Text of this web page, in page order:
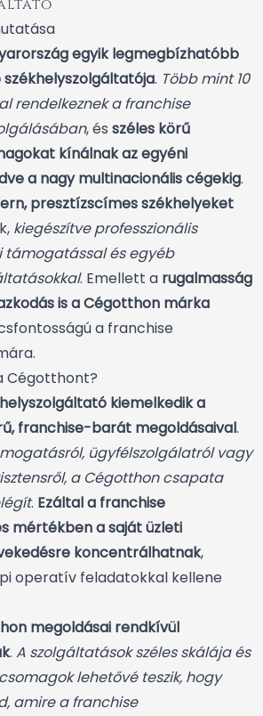
egyik legmegbízhatóbb
. Több mint 10
rendelkeznek a franchise
, és széles körű
kínálnak az egyéni
a nagy multinacionális cégekig.
presztízscímes székhelyeket
kiegészítve professzionális
támogatással és egyéb
. Emellett a rugalmasság
is a Cégotthon márka
a franchise
Cégotthont?
kiemelkedik a
franchise-barát megoldásaival.
ügyfélszolgálatról vagy
a Cégotthon csapata
. Ezáltal a franchise
mértékben a saját üzleti
koncentrálhatnak,
operatív feladatokkal kellene
megoldásai rendkívül
. A szolgáltatások széles skálája és
lehetővé teszik, hogy
amire a franchise